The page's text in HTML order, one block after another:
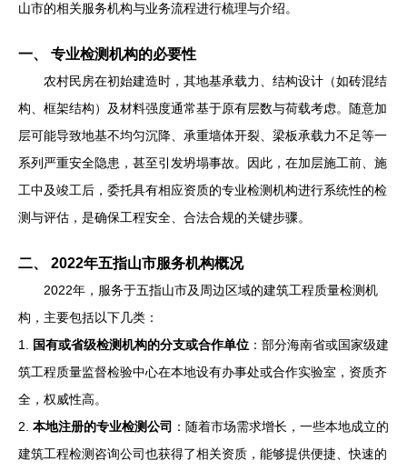
山市的相关服务机构与业务流程进行梳理与介绍。
一、 专业检测机构的必要性
农村民房在初始建造时，其地基承载力、结构设计（如砖混结
构、框架结构）及材料强度通常基于原有层数与荷载考虑。随意加
层可能导致地基不均匀沉降、承重墙体开裂、梁板承载力不足等一
系列严重安全隐患，甚至引发坍塌事故。因此，在加层施工前、施
工中及竣工后，委托具有相应资质的专业检测机构进行系统性的检
测与评估，是确保工程安全、合法合规的关键步骤。
二、 2022年五指山市服务机构概况
2022年，服务于五指山市及周边区域的建筑工程质量检测机
构，主要包括以下几类：
1.
国有或省级检测机构的分支或合作单位 ：部分海南省或国家级建
筑工程质量监督检验中心在本地设有办事处或合作实验室，资质齐
全，权威性高。
2. 本地注册的专业检测公司 ：随着市场需求增长，一些本地成立的
建筑工程检测咨询公司也获得了相关资质，能够提供便捷、快速的